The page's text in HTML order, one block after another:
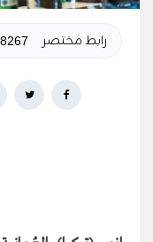
رابط مختصر